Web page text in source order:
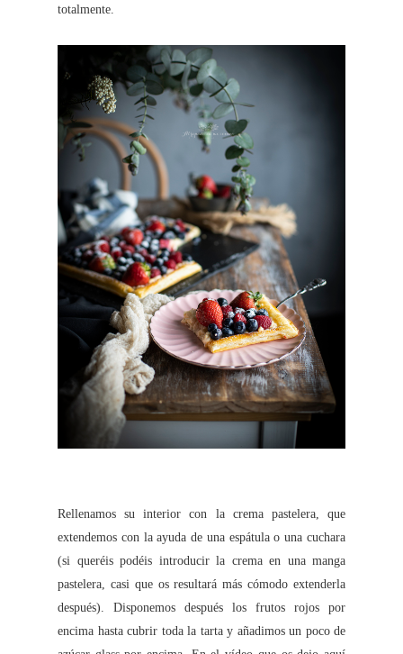
totalmente.
Rellenamos su interior con la crema pastelera, que
extendemos con la ayuda de una espátula o una cuchara
(si queréis podéis introducir la crema en una manga
pastelera, casi que os resultará más cómodo extenderla
después). Disponemos después los frutos rojos por
encima hasta cubrir toda la tarta y añadimos un poco de